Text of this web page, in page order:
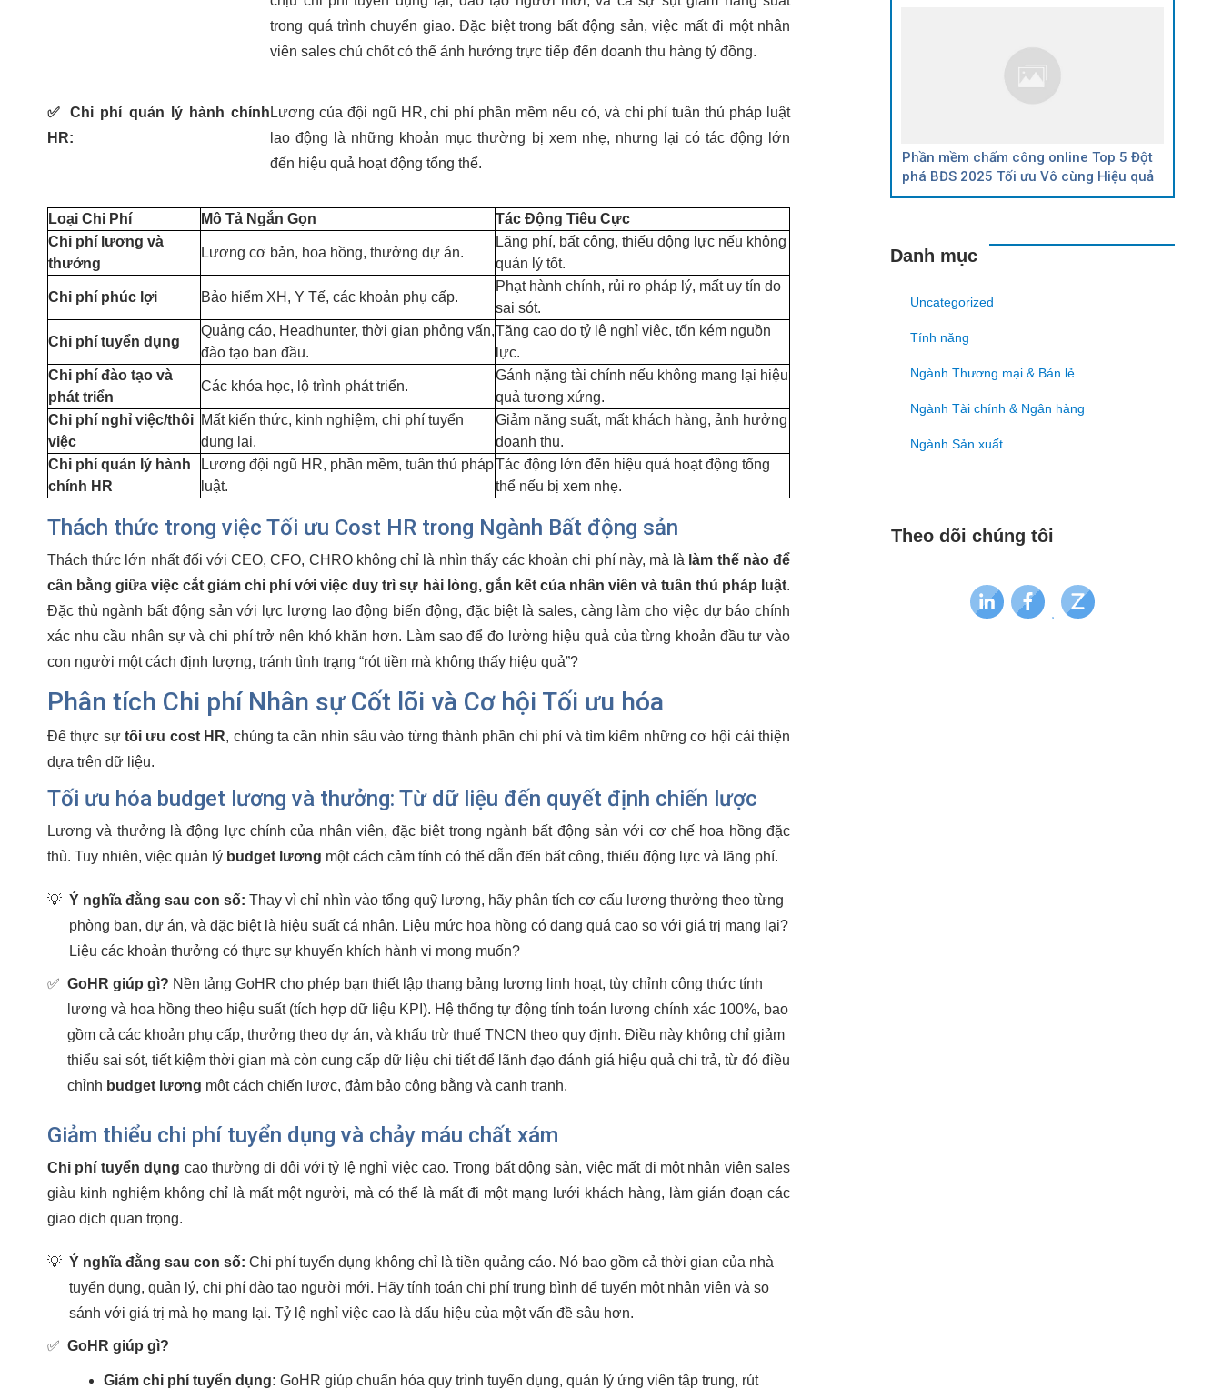
trong quá trình chuyển giao. Đặc biệt trong bất động sản, việc mất đi một nhân
viên sales chủ chốt có thể ảnh hưởng trực tiếp đến doanh thu hàng tỷ đồng.
✅
Chi phí quản lý hành chính
HR:
Lương của đội ngũ HR, chi phí phần mềm nếu có, và chi phí tuân thủ pháp luật
lao động là những khoản mục thường bị xem nhẹ, nhưng lại có tác động lớn
đến hiệu quả hoạt động tổng thể.
Loại Chi Phí Mô Tả Ngắn Gọn
Tác Động Tiêu Cực
Chi phí lương và
thưởng
Lương cơ bản, hoa hồng, thưởng dự án.
Lãng phí, bất công, thiếu động lực nếu không
quản lý tốt.
Chi phí phúc lợi Bảo hiểm XH, Y Tế, các khoản phụ cấp.
Phạt hành chính, rủi ro pháp lý, mất uy tín do
sai sót.
Chi phí tuyển dụng
Quảng cáo, Headhunter, thời gian phỏng vấn,
đào tạo ban đầu.
Tăng cao do tỷ lệ nghỉ việc, tốn kém nguồn
lực.
Chi phí đào tạo và
phát triển
Các khóa học, lộ trình phát triển.
Gánh nặng tài chính nếu không mang lại hiệu
quả tương xứng.
Chi phí nghỉ việc/thôi
việc
Mất kiến thức, kinh nghiệm, chi phí tuyển
dụng lại.
Giảm năng suất, mất khách hàng, ảnh hưởng
doanh thu.
Chi phí quản lý hành
chính HR
Lương đội ngũ HR, phần mềm, tuân thủ pháp
luật.
Tác động lớn đến hiệu quả hoạt động tổng
thể nếu bị xem nhẹ.
Thách thức trong việc Tối ưu Cost HR trong Ngành Bất động sản
Thách thức lớn nhất đối với CEO, CFO, CHRO không chỉ là nhìn thấy các khoản chi phí này, mà là làm thế nào để
cân bằng giữa việc cắt giảm chi phí với việc duy trì sự hài lòng, gắn kết của nhân viên và tuân thủ pháp luật.
Đặc thù ngành bất động sản với lực lượng lao động biến động, đặc biệt là sales, càng làm cho việc dự báo chính
xác nhu cầu nhân sự và chi phí trở nên khó khăn hơn. Làm sao để đo lường hiệu quả của từng khoản đầu tư vào
con người một cách định lượng, tránh tình trạng “rót tiền mà không thấy hiệu quả”?
Phân tích Chi phí Nhân sự Cốt lõi và Cơ hội Tối ưu hóa
Để thực sựtối ưu cost HR, chúng ta cần nhìn sâu vào từng thành phần chi phí và tìm kiếm những cơ hội cải thiện
dựa trên dữ liệu.
Tối ưu hóa budget lương và thưởng: Từ dữ liệu đến quyết định chiến lược
Lương và thưởng là động lực chính của nhân viên, đặc biệt trong ngành bất động sản với cơ chế hoa hồng đặc
thù. Tuy nhiên, việc quản lý budget lương một cách cảm tính có thể dẫn đến bất công, thiếu động lực và lãng phí.
💡 Ý nghĩa đằng sau con số: Thay vì chỉ nhìn vào tổng quỹ lương, hãy phân tích cơ cấu lương thưởng theo từng
phòng ban, dự án, và đặc biệt là hiệu suất cá nhân. Liệu mức hoa hồng có đang quá cao so với giá trị mang lại?
Liệu các khoản thưởng có thực sự khuyến khích hành vi mong muốn?
✅ GoHR giúp gì? Nền tảng GoHR cho phép bạn thiết lập thang bảng lương linh hoạt, tùy chỉnh công thức tính
lương và hoa hồng theo hiệu suất (tích hợp dữ liệu KPI). Hệ thống tự động tính toán lương chính xác 100%, bao
gồm cả các khoản phụ cấp, thưởng theo dự án, và khấu trừ thuế TNCN theo quy định. Điều này không chỉ giảm
thiểu sai sót, tiết kiệm thời gian mà còn cung cấp dữ liệu chi tiết để lãnh đạo đánh giá hiệu quả chi trả, từ đó điều
chỉnh budget lương một cách chiến lược, đảm bảo công bằng và cạnh tranh.
Giảm thiểu chi phí tuyển dụng và chảy máu chất xám
Chi phí tuyển dụng cao thường đi đôi với tỷ lệ nghỉ việc cao. Trong bất động sản, việc mất đi một nhân viên sales
giàu kinh nghiệm không chỉ là mất một người, mà có thể là mất đi một mạng lưới khách hàng, làm gián đoạn các
giao dịch quan trọng.
💡 Ý nghĩa đằng sau con số: Chi phí tuyển dụng không chỉ là tiền quảng cáo. Nó bao gồm cả thời gian của nhà
tuyển dụng, quản lý, chi phí đào tạo người mới. Hãy tính toán chi phí trung bình để tuyển một nhân viên và so
sánh với giá trị mà họ mang lại. Tỷ lệ nghỉ việc cao là dấu hiệu của một vấn đề sâu hơn.
✅ GoHR giúp gì?
Giảm chi phí tuyển dụng: GoHR giúp chuẩn hóa quy trình tuyển dụng, quản lý ứng viên tập trung, rút
Phần mềm chấm công online Top 5 Đột
phá BĐS 2025 Tối ưu Vô cùng Hiệu quả
Danh mục
Uncategorized
Tính năng
Ngành Thương mại & Bán lẻ
Ngành Tài chính & Ngân hàng
Ngành Sản xuất
Theo dõi chúng tôi